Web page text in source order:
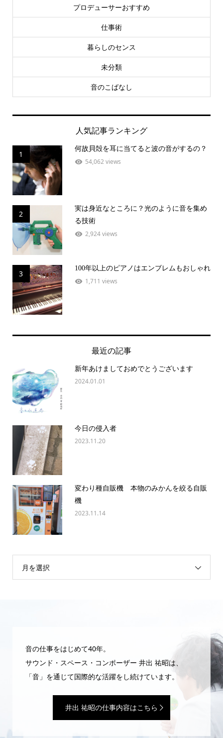
プロデューサーおすすめ
仕事術
暮らしのセンス
未分類
音のこばなし
人気記事ランキング
1
何故貝殻を耳に当てると波の音がするの？
54,062 views
2
実は身近なところに？光のように音を集め
る技術
2,924 views
3
100年以上のピアノはエンブレムもおしゃれ
1,711 views
最近の記事
新年あけましておめでとうございます
2024.01.01
今日の侵入者
2023.11.20
変わり種自販機 本物のみかんを絞る自販
機
2023.11.14
月を選択
音の仕事をはじめて40年。
サウンド・スペース・コンポーザー 井出 祐昭は、
「音」を通じて国際的な活躍をし続けています。
井出 祐昭の仕事内容はこちら